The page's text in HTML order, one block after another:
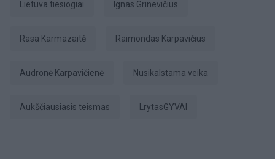
Lietuva tiesiogiai Ignas Grinevičius
Rasa Karmazaitė Raimondas Karpavičius
Audronė Karpavičienė nusikalstama veika
Aukščiausiasis teismas LrytasGYVAI